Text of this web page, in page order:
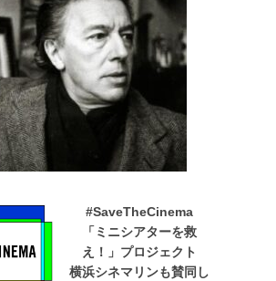
#SaveTheCinema
「ミニシアターを救
え！」プロジェクト
横浜シネマリンも賛同し